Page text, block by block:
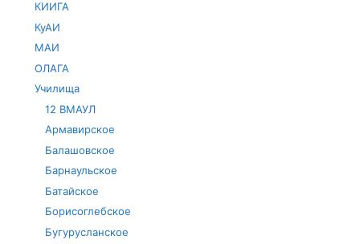
КИИГА
КуАИ
МАИ
ОЛАГА
Училища
12 ВМАУЛ
Армавирское
Балашовское
Барнаульское
Батайское
Борисоглебское
Бугурусланское